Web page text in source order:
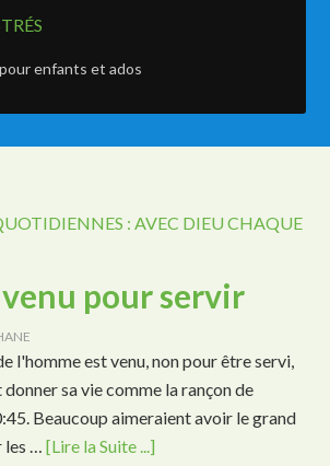
enfants et ados
: AVEC DIEU CHAQUE
venu pour servir
l'homme est venu, non pour être servi,
sa vie comme la rançon de
Beaucoup aimeraient avoir le grand
les …[Lire la Suite ...]